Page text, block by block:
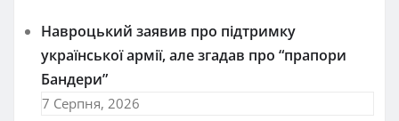
Навроцький заявив про підтримку
української армії, але згадав про “прапори
Бандери”
7 Серпня, 2026